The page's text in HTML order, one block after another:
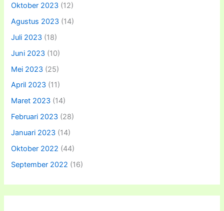
Oktober 2023 (12)
Agustus 2023 (14)
Juli 2023 (18)
Juni 2023 (10)
Mei 2023 (25)
April 2023 (11)
Maret 2023 (14)
Februari 2023 (28)
Januari 2023 (14)
Oktober 2022 (44)
September 2022 (16)